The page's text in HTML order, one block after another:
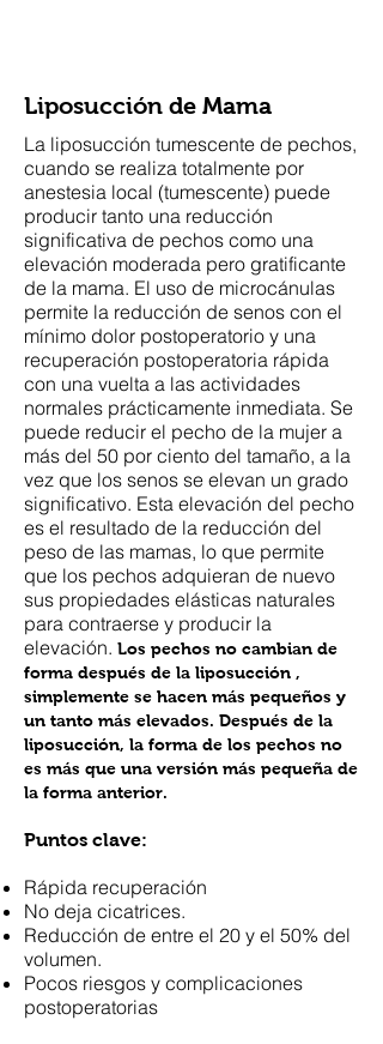
Liposucción de Mama
La liposucción tumescente de pechos,
cuando se realiza totalmente por
anestesia local (tumescente) puede
producir tanto una reducción
significativa de pechos como una
elevación moderada pero gratificante
de la mama. El uso de microcánulas
permite la reducción de senos con el
mínimo dolor postoperatorio y una
recuperación postoperatoria rápida
con una vuelta a las actividades
normales prácticamente inmediata. Se
puede reducir el pecho de la mujer a
más del 50 por ciento del tamaño, a la
vez que los senos se elevan un grado
significativo. Esta elevación del pecho
es el resultado de la reducción del
peso de las mamas, lo que permite
que los pechos adquieran de nuevo
sus propiedades elásticas naturales
para contraerse y producir la
elevación. Los pechos no cambian de
forma después de la liposucción ,
simplemente se hacen más pequeños y
un tanto más elevados. Después de la
liposucción, la forma de los pechos no
es más que una versión más pequeña de
la forma anterior.
Puntos clave:
Rápida recuperación
No deja cicatrices.
Reducción de entre el 20 y el 50% del
volumen.
Pocos riesgos y complicaciones
postoperatorias